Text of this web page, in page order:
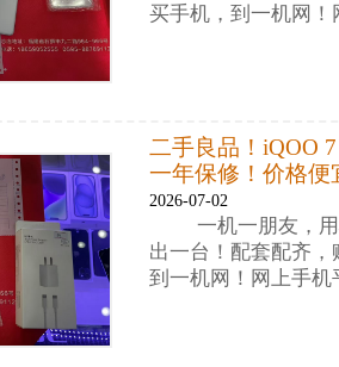
买手机，到一机网
二手良品！iQOO
一年保修！价格便
2026-07-02
一机一朋友，
出一台！配套配齐
到一机网！网上手